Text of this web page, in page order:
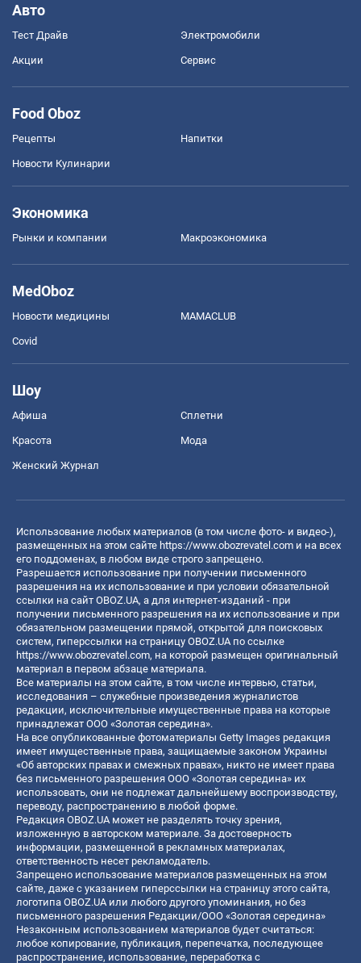
Авто
Тест Драйв Электромобили
Акции Сервис
Food Oboz
Рецепты Напитки
Новости Кулинарии
Экономика
Рынки и компании Mакроэкономика
MedOboz
Новости медицины MAMACLUB
Covid
Шоу
Афиша Сплетни
Красота Мода
Женский Журнал
Использование любых материалов (в том числе фото- и видео-),
размещенных на этом сайте https://www.obozrevatel.com и на всех
его поддоменах, в любом виде строго запрещено.
Разрешается использование при получении письменного
разрешения на их использование и при условии обязательной
ссылки на сайт OBOZ.UA, а для интернет-изданий - при
получении письменного разрешения на их использование и при
обязательном размещении прямой, открытой для поисковых
систем, гиперссылки на страницу OBOZ.UA по ссылке
https://www.obozrevatel.com, на которой размещен оригинальный
материал в первом абзаце материала.
Все материалы на этом сайте, в том числе интервью, статьи,
исследования – служебные произведения журналистов
редакции, исключительные имущественные права на которые
принадлежат ООО «Золотая середина».
На все опубликованные фотоматериалы Getty Images редакция
имеет имущественные права, защищаемые законом Украины
«Об авторских правах и смежных правах», никто не имеет права
без письменного разрешения ООО «Золотая середина» их
использовать, они не подлежат дальнейшему воспроизводству,
переводу, распространению в любой форме.
Редакция OBOZ.UA может не разделять точку зрения,
изложенную в авторском материале. За достоверность
информации, размещенной в рекламных материалах,
ответственность несет рекламодатель.
Запрещено использование материалов размещенных на этом
сайте, даже с указанием гиперссылки на страницу этого сайта,
логотипа OBOZ.UA или любого другого упоминания, но без
письменного разрешения Редакции/ООО «Золотая середина»
Незаконным использованием материалов будет считаться:
любое копирование, публикация, перепечатка, последующее
распространение, использование, переработка с